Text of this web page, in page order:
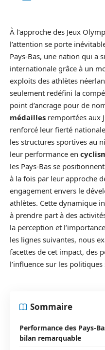
À l’approche des Jeux
l’attention se porte
Pays-Bas, une nation qui a
internationale grâce à un
exploits des athlètes
seulement redéfini la
point d’ancrage pour de
médailles remportées aux
renforcé leur fierté
les structures sportives au
leur performance en
les Pays-Bas se
à la fois par leur approche
engagement envers le
athlètes. Cette dynamique
à prendre part à des
la perception et
les lignes suivantes, nous
facettes de cet impact, des
l’influence sur les
Sommaire
Performance des Pays-
bilan remarquable